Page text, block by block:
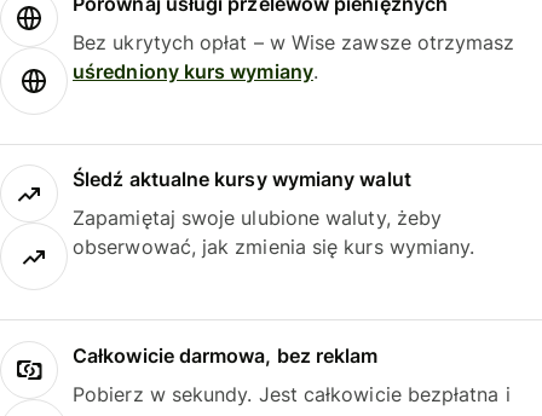
Bez ukrytych opłat – w Wise zawsze otrzymasz
uśredniony kurs wymiany.
Śledź aktualne kursy wymiany walut
Zapamiętaj swoje ulubione waluty, żeby
obserwować, jak zmienia się kurs wymiany.
Całkowicie darmowa, bez reklam
Pobierz w sekundy. Jest całkowicie bezpłatna i